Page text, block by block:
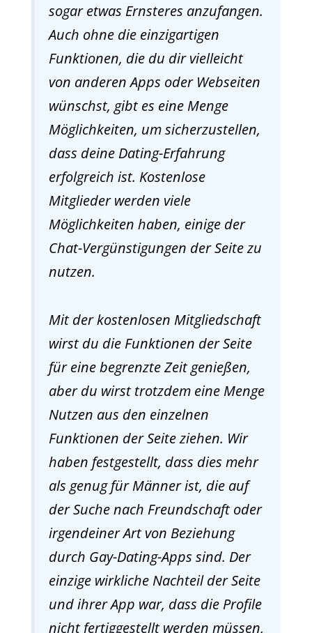
sogar etwas Ernsteres anzufangen.
Auch ohne die einzigartigen
Funktionen, die du dir vielleicht
von anderen Apps oder Webseiten
wünschst, gibt es eine Menge
Möglichkeiten, um sicherzustellen,
dass deine Dating-Erfahrung
erfolgreich ist. Kostenlose
Mitglieder werden viele
Möglichkeiten haben, einige der
Chat-Vergünstigungen der Seite zu
nutzen.
Mit der kostenlosen Mitgliedschaft
wirst du die Funktionen der Seite
für eine begrenzte Zeit genießen,
aber du wirst trotzdem eine Menge
Nutzen aus den einzelnen
Funktionen der Seite ziehen. Wir
haben festgestellt, dass dies mehr
als genug für Männer ist, die auf
der Suche nach Freundschaft oder
irgendeiner Art von Beziehung
durch Gay-Dating-Apps sind. Der
einzige wirkliche Nachteil der Seite
und ihrer App war, dass die Profile
nicht fertiggestellt werden müssen,